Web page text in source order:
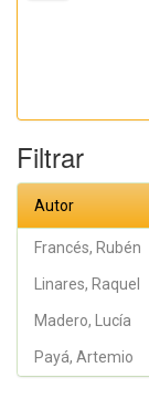
Filtrar
Autor
Francés, Rubén
Linares, Raquel
Madero, Lucía
Payá, Artemio